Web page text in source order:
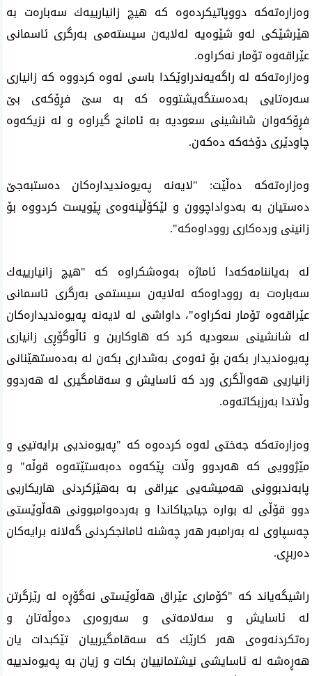
وه‌زاره‌ته‌كه‌ دووپاتیكرده‌وه‌ كه‌ هیچ زانیارییه‌ك سه‌باره‌ت به‌
هێرشێكی له‌و شێوه‌یه‌ له‌لایه‌ن سیسته‌می به‌رگری ئاسمانی
عێراقه‌وه‌ تۆمار نه‌كراوه‌.
وه‌زاره‌ته‌كه‌ له‌ راگه‌یه‌ندراوێكدا باسی‌ له‌وه‌ كردووه‌ كه‌ زانیاری
سه‌ره‌تایی به‌ده‌ستگه‌یشتووه‌ كه‌ به‌ سێ‌ فڕۆكه‌ی‌ بێ
فڕۆكه‌وان شانشینی‌ سعودیه‌ به‌ ئامانج گیراوه‌ و له‌ نزیكه‌وه‌
چاودێری دۆخه‌كه‌ ده‌كه‌ن.
وه‌زاره‌ته‌كه‌ ده‌ڵێت: "لایه‌نه‌ په‌یوه‌ندیداره‌كان ده‌ستبه‌جێ
ده‌ستیان به‌ به‌دواداچوون و لێكۆڵینه‌وه‌ی پێویست كردووه‌ بۆ
زانینی‌ ورده‌كاری‌ رووداوه‌كه‌".
له‌ به‌یاننامه‌كه‌دا ئاماژه‌ به‌وه‌شكراوه‌ كه‌ "هیچ زانیارییه‌ك
سه‌باره‌ت به‌ رووداوه‌كه‌ له‌لایه‌ن سیستمی به‌رگری ئاسمانی
عێراقه‌وه‌ تۆمار نه‌كراوه‌"، داواشی‌ له‌ لایه‌نه‌ په‌یوه‌ندیداره‌كان
له‌ شانشینی سعودیه‌ كرد كه‌ هاوكاربن و ئاڵوگۆڕی زانیاری
په‌یوه‌ندیدار بكه‌ن بۆ ئه‌وه‌ی به‌شداری بكه‌ن له‌ به‌ده‌ستهێنانی
زانیاریی هه‌واڵگری ورد كه‌ ئاسایش و سه‌قامگیری له‌ هه‌ردوو
وڵاتدا به‌رزبكاته‌وه‌.
وه‌زاره‌ته‌كه‌ جه‌ختی‌ له‌وه‌ كرده‌وه‌ كه‌ "په‌یوه‌ندیی برایه‌تیی و
مێژوویی كه‌ هه‌ردوو وڵات پێكه‌وه‌ ده‌به‌ستێته‌وه‌ قوڵه‌" و
پابه‌ندبوونی هه‌میشه‌یی عیراقی به‌ به‌هێزكردنی هاریكاریی
دوو قۆڵی له‌ بواره جیاجیاكاندا و به‌رده‌وامبوونی هه‌ڵوێستی
چه‌سپاوی‌ له‌ به‌رامبه‌ر هه‌ر چه‌شنه‌ ئامانجكردنی گه‌لانه‌ برایه‌كان
ده‌ربڕی‌.
راشیگه‌یاند كه‌ "كۆماری عێراق هه‌ڵوێستی نه‌گۆڕه‌ له‌ رێزگرتن
له‌ ئاسایش و سه‌لامه‌تی و سه‌روه‌ری ده‌وڵه‌تان و
ره‌تكردنه‌وه‌ی هه‌ر كارێك كه‌ سه‌قامگیرییان تێكبدات یان
هه‌ڕه‌شه‌ له‌ ئاسایشی نیشتمانییان بكات و زیان به‌ په‌یوه‌ندییه‌